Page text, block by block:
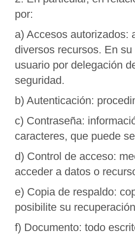
por:
a) Accesos autorizados:
diversos recursos. En
usuario por delegación
seguridad.
b) Autenticación:
c) Contraseña:
caracteres, que puede
d) Control de acceso:
acceder a datos o
e) Copia de respaldo:
posibilite su
f) Documento: todo